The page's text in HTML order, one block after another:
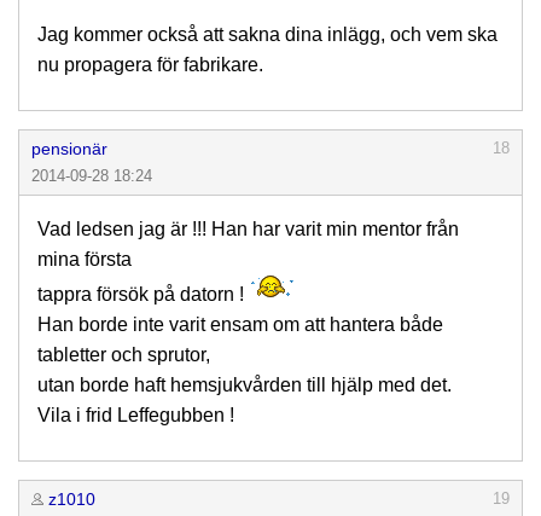
Jag kommer också att sakna dina inlägg, och vem ska
nu propagera för fabrikare.
pensionär
18
2014-09-28 18:24
Vad ledsen jag är !!! Han har varit min mentor från
mina första
tappra försök på datorn !
Han borde inte varit ensam om att hantera både
tabletter och sprutor,
utan borde haft hemsjukvården till hjälp med det.
Vila i frid Leffegubben !
z1010
19